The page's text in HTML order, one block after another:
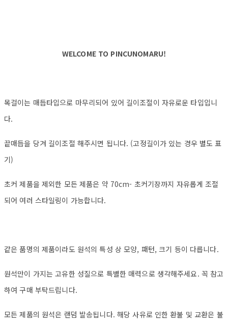
WELCOME TO PINCUNOMARU!
목걸이는 매듭타입으로 마무리되어 있어 길이조절이 자유로운 타입입니
다.
끝매듭을 당겨 길이조절 해주시면 됩니다. (고정길이가 있는 경우 별도 표
기)
초커 제품을 제외한 모든 제품은 약 70cm- 초커기장까지 자유롭게 조절
되어 여러 스타일링이 가능합니다.
같은 품명의 제품이라도 원석의 특성 상 모양, 패턴, 크기 등이 다릅니다.
원석만이 가지는 고유한 성질으로 특별한 매력으로 생각해주세요. 꼭 참고
하여 구매 부탁드립니다.
모든 제품의 원석은 랜덤 발송됩니다. 해당 사유로 인한 환불 및 교환은 불